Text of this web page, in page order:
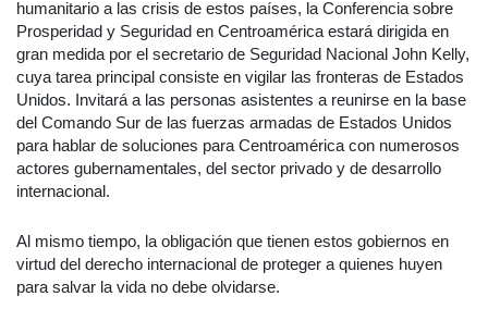
humanitario a las crisis de estos países, la Conferencia sobre
Prosperidad y Seguridad en Centroamérica estará dirigida en
gran medida por el secretario de Seguridad Nacional John Kelly,
cuya tarea principal consiste en vigilar las fronteras de Estados
Unidos. Invitará a las personas asistentes a reunirse en la base
del Comando Sur de las fuerzas armadas de Estados Unidos
para hablar de soluciones para Centroamérica con numerosos
actores gubernamentales, del sector privado y de desarrollo
internacional.
Al mismo tiempo, la obligación que tienen estos gobiernos en
virtud del derecho internacional de proteger a quienes huyen
para salvar la vida no debe olvidarse.